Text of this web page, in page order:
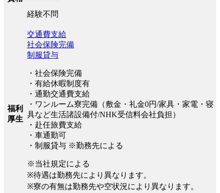
経験不問
福利
厚生
交通費支給
社会保険完備
制服貸与
・社会保険完備
・有給休暇制度有
・通勤交通費支給
・ワンルーム寮完備（敷金・礼金0円/家具・家電・寝
具など生活諸設備付/NHK受信料会社負担）
・赴任旅費支給
・車通勤可
・制服貸与 ※勤務先による
※当社規定による
※待遇は勤務先により異なります。
※寮の有無は勤務先や空状況により異なります。